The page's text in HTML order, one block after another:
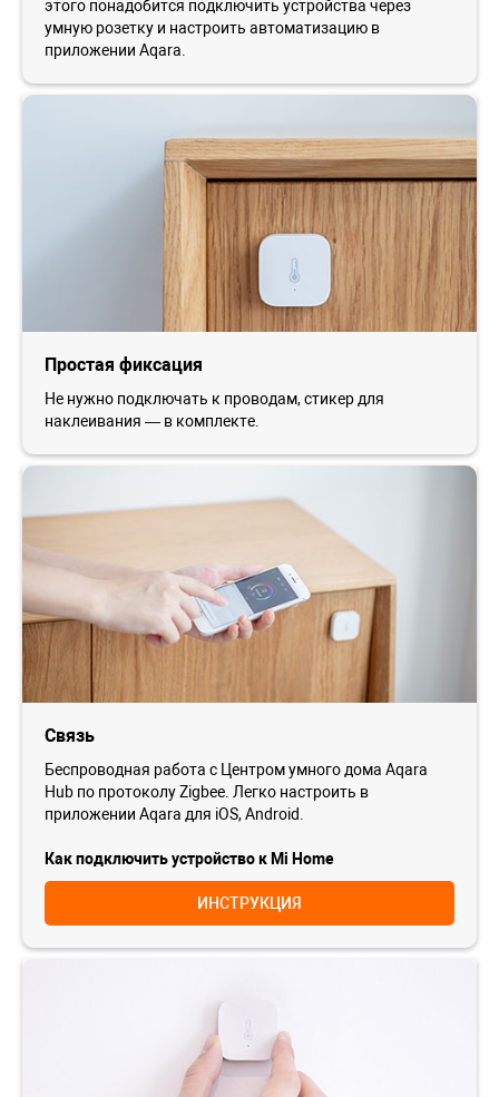
этого понадобится подключить устройства через
умную розетку и настроить автоматизацию в
приложении Aqara.
Простая фиксация
Не нужно подключать к проводам, стикер для
наклеивания — в комплекте.
Связь
Беспроводная работа с Центром умного дома Aqara
Hub по протоколу Zigbee. Легко настроить в
приложении Aqara для iOS, Android.
Как подключить устройство к Mi Home
ИНСТРУКЦИЯ